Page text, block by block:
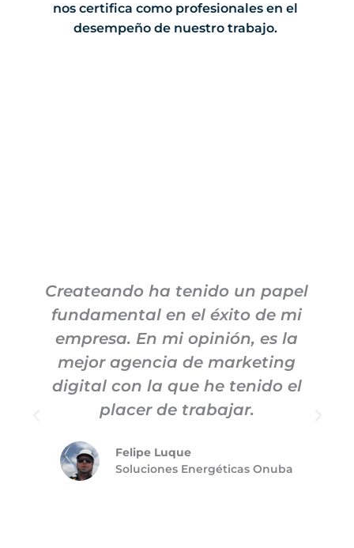
nos certifica como profesionales en el
desempeño de nuestro trabajo.
Createando ha tenido un papel
fundamental en el éxito de mi
empresa. En mi opinión, es la
mejor agencia de marketing
digital con la que he tenido el
placer de trabajar.
Felipe Luque
Soluciones Energéticas Onuba